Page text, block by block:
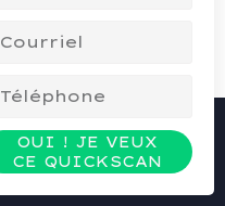
OUI ! JE VEUX
CE QUICKSCAN